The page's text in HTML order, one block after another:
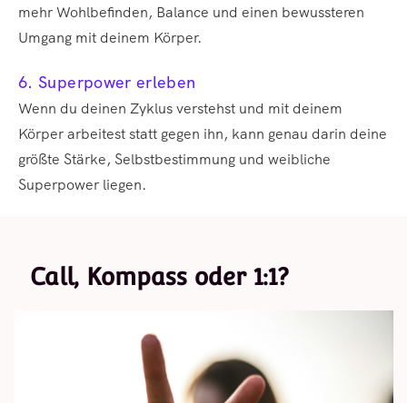
mehr Wohlbefinden, Balance und einen bewussteren
Umgang mit deinem Körper.
6. Superpower erleben
Wenn du deinen Zyklus verstehst und mit deinem
Körper arbeitest statt gegen ihn, kann genau darin deine
größte Stärke, Selbstbestimmung und weibliche
Superpower liegen.
Call, Kompass oder 1:1?